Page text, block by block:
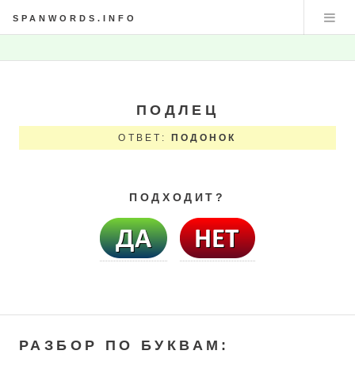
SPANWORDS.INFO
ПОДЛЕЦ
ОТВЕТ: ПОДОНОК
ПОДХОДИТ?
РАЗБОР ПО БУКВАМ: